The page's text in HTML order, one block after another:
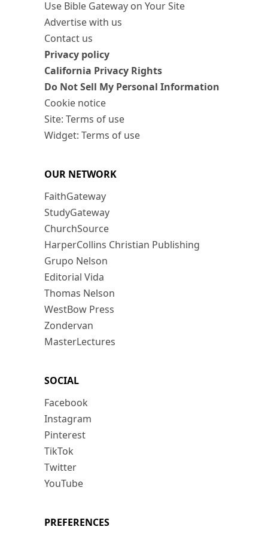
Use Bible Gateway on Your Site
Advertise with us
Contact us
Privacy policy
California Privacy Rights
Do Not Sell My Personal Information
Cookie notice
Site: Terms of use
Widget: Terms of use
OUR NETWORK
FaithGateway
StudyGateway
ChurchSource
HarperCollins Christian Publishing
Grupo Nelson
Editorial Vida
Thomas Nelson
WestBow Press
Zondervan
MasterLectures
SOCIAL
Facebook
Instagram
Pinterest
TikTok
Twitter
YouTube
PREFERENCES